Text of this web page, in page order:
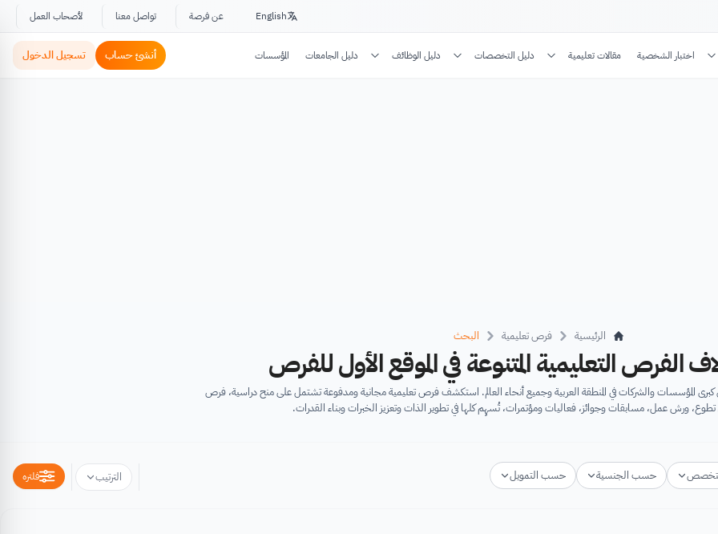
English عن فرصة تواصل معنا لأصحاب العمل
اختبار الشخصية مقالات تعليمية دليل التخصصات دليل الوظائف دليل الجامعات المؤسسات أنشئ حساب تسجيل الدخول
الرئيسية فرص تعليمية البحث
الفرص التعليمية المتنوعة في الموقع الأول للفرص
المؤسسات والشركات في المنطقة العربية وجميع أنحاء العالم. استكشف فرص تعليمية مجانية ومدفوعة تشتمل على منح دراسية، فرص
ورش عمل، مسابقات وجوائز، فعاليات ومؤتمرات، تُسهِم كلها في تطوير الذات وتعزيز الخبرات وبناء القدرات.
حسب الجنسية حسب التمويل الترتيب فلتره